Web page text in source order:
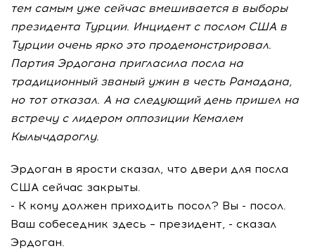
тем самым уже сейчас вмешивается в выборы
президента Турции. Инцидент с послом США в
Турции очень ярко это продемонстрировал.
Партия Эрдогана пригласила посла на
традиционный званый ужин в честь Рамадана,
но тот отказал. А на следующий день пришел на
встречу с лидером оппозиции Кемалем
Кылычдароглу.
Эрдоган в ярости сказал, что двери для посла
США сейчас закрыты.
- К кому должен приходить посол? Вы - посол.
Ваш собеседник здесь – президент, - сказал
Эрдоган.